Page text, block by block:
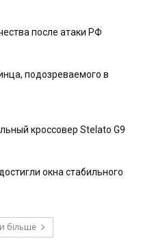
после атаки РФ
подозреваемого в
кроссовер Stelato G9
окна стабильного
більше